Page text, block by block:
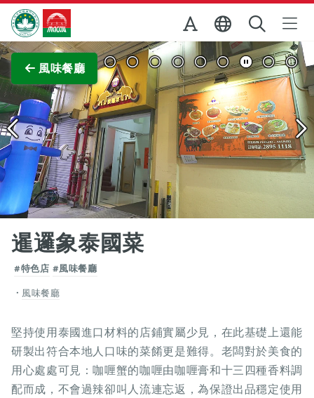
跳至主内容
澳門特別行政區政府旅遊局
風味餐廳
查看原圖
暹邏象泰國菜
#特色店 #風味餐廳
風味餐廳
堅持使用泰國進口材料的店鋪實屬少見，在此基礎上還能
研製出符合本地人口味的菜餚更是難得。老闆對於美食的
用心處處可見：咖喱蟹的咖喱由咖喱膏和十三四種香料調
配而成，不會過辣卻叫人流連忘返，為保證出品穩定使用